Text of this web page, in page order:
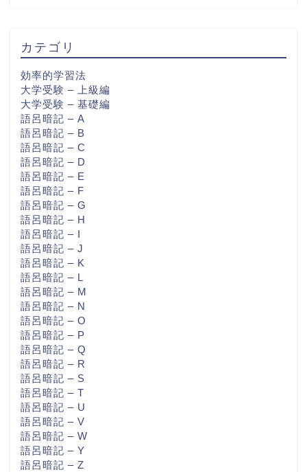
カテゴリ
効率的学習法
大学受験 – 上級編
大学受験 – 基礎編
語呂暗記 – A
語呂暗記 – B
語呂暗記 – C
語呂暗記 – D
語呂暗記 – E
語呂暗記 – F
語呂暗記 – G
語呂暗記 – H
語呂暗記 – I
語呂暗記 – J
語呂暗記 – K
語呂暗記 – L
語呂暗記 – M
語呂暗記 – N
語呂暗記 – O
語呂暗記 – P
語呂暗記 – Q
語呂暗記 – R
語呂暗記 – S
語呂暗記 – T
語呂暗記 – U
語呂暗記 – V
語呂暗記 – W
語呂暗記 – Y
語呂暗記 – Z